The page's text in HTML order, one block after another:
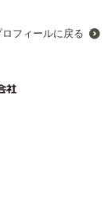
ロフィールに戻る